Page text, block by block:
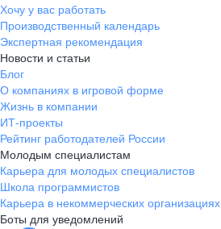
Хочу у вас работать
Производственный календарь
Экспертная рекомендация
Новости и статьи
Блог
О компаниях в игровой форме
Жизнь в компании
ИТ-проекты
Рейтинг работодателей России
Молодым специалистам
Карьера для молодых специалистов
Школа программистов
Карьера в некоммерческих организациях
Боты для уведомлений